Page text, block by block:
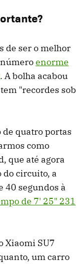
de ser o melhor
enorme
. A bolha acabou
"recordes sob
de quatro portas
como
que até agora
circuito, a
40 segundos à
de 7' 25" 231
Xiaomi SU7
um carro